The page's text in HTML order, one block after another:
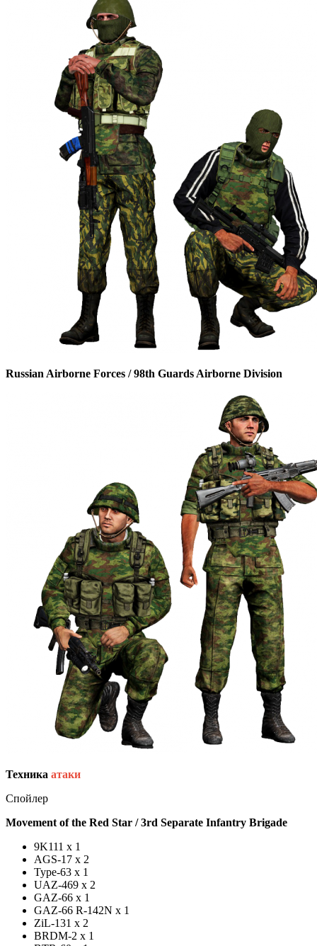
Russian Airborne Forces / 98th Guards Airborne Division
Техника атаки
Спойлер
Movement of the Red Star / 3rd Separate Infantry Brigade
9K111 x 1
AGS-17 x 2
Type-63 x 1
UAZ-469 x 2
GAZ-66 x 1
GAZ-66 R-142N x 1
ZiL-131 x 2
BRDM-2 x 1